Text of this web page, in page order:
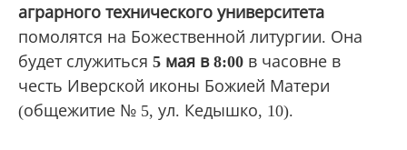
аграрного технического университета
помолятся на Божественной литургии. Она
будет служиться 5 мая в 8:00 в часовне в
честь Иверской иконы Божией Матери
(общежитие № 5, ул. Кедышко, 10).